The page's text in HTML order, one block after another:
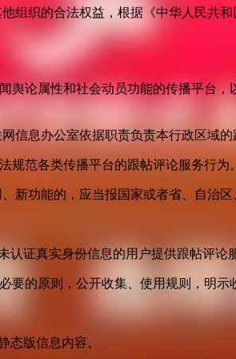
组织的合法权益，根据《中华人民共
论属性和社会动员功能的传播平台
信息办公室依据职责负责本行政区域
规范各类传播平台的跟帖评论服务行为
新功能的，应当报国家或者省、自治
认证真实身份信息的用户提供跟帖评论
要的原则，公开收集、使用规则，明
态版信息内容。